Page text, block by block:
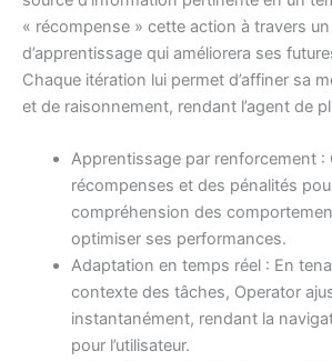
« récompense » cette action à travers
d’apprentissage qui améliorera ses
Chaque itération lui permet d’affiner sa
et de raisonnement, rendant l’agent de
Apprentissage par renforcement :
récompenses et des pénalités
compréhension des
optimiser ses performances.
Adaptation en temps réel : En
contexte des tâches, Operator
instantanément, rendant la
pour l’utilisateur.